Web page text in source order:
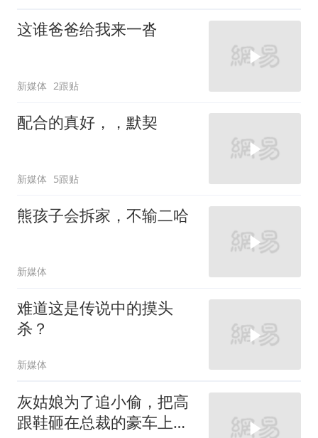
这谁爸爸给我来一沓
新媒体 2跟贴
配合的真好，，默契
新媒体 5跟贴
熊孩子会拆家，不输二哈
新媒体
难道这是传说中的摸头
杀？
新媒体
灰姑娘为了追小偷，把高
跟鞋砸在总裁的豪车上，